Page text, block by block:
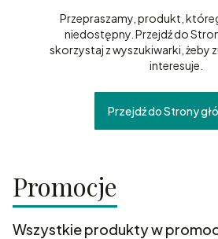
Przepraszamy, produkt,
niedostępny. Przejdź do
skorzystaj z wyszukiwarki, żeby
interesuje.
Przejdź do Strony
Promocje
Wszystkie produkty w